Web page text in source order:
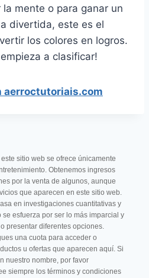
mente o para ganar un
divertida, este es el
los colores en logros.
a clasificar!
aerroctutoriais.com
sitio web se ofrece únicamente
Obtenemos ingresos
por la venta de algunos, aunque
que aparecen en este sitio web.
en investigaciones cuantitativas y
esfuerza por ser lo más imparcial y
presentar diferentes opciones.
una cuota para acceder o
u ofertas que aparecen aquí. Si
nuestro nombre, por favor
siempre los términos y condiciones